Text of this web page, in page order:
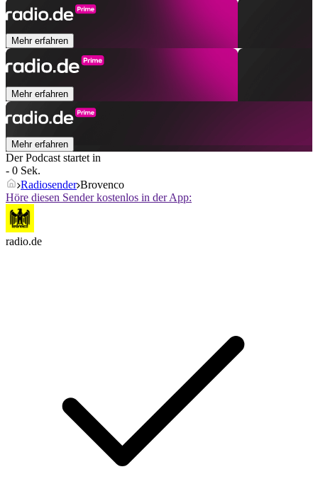
Mehr erfahren
Mehr erfahren
Mehr erfahren
Der Podcast startet in
- 0 Sek.
Radiosender Brovenco
Höre diesen Sender kostenlos in der App:
radio.de